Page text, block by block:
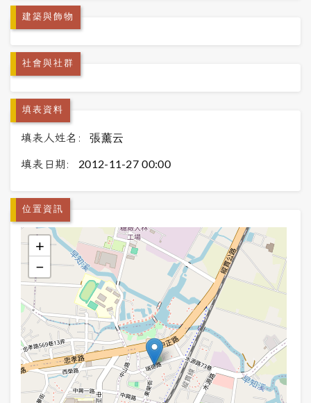
建築與飾物
社會與社群
填表資料
填表人姓名: 張薰云
填表日期: 2012-11-27 00:00
位置資訊
+
−